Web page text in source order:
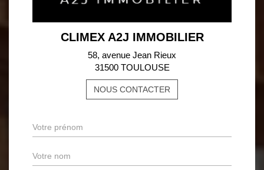
CLIMEX A2J IMMOBILIER
58, avenue Jean Rieux
31500 TOULOUSE
NOUS CONTACTER